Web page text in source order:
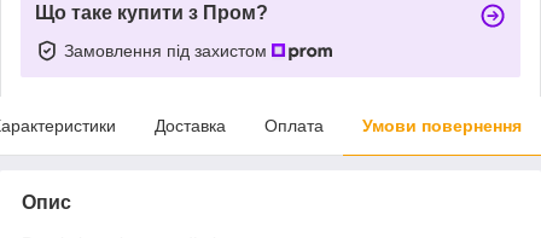
Що таке купити з Пром?
Замовлення під захистом
Доставка Оплата Умови повернення
Опис